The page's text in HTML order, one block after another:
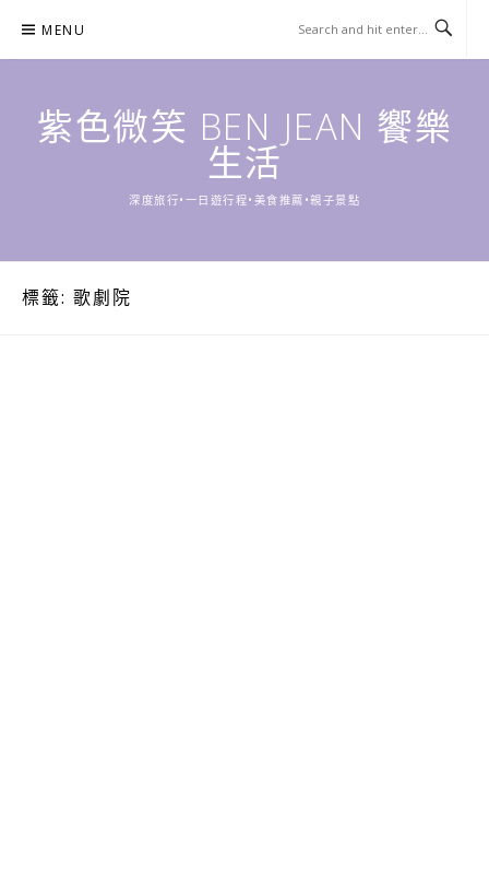
content
MENU
紫色微笑 BEN JEAN 饗樂
生活
深度旅行•一日遊行程•美食推薦•親子景點
標籤: 歌劇院